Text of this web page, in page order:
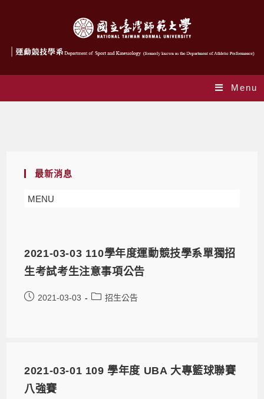
Menu
最新消息
MENU
2021-03-03 110學年度運動競技學系單獨招
生考試考生注意事項公告
2021-03-03 招生公告
2021-03-01 109 學年度 UBA 大專籃球聯賽
八強賽